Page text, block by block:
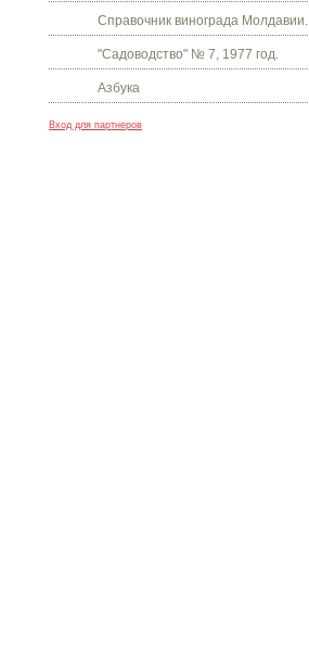
Справочник винограда Молдавии.
"Садоводство" № 7, 1977 год.
Азбука
Вход для партнеров